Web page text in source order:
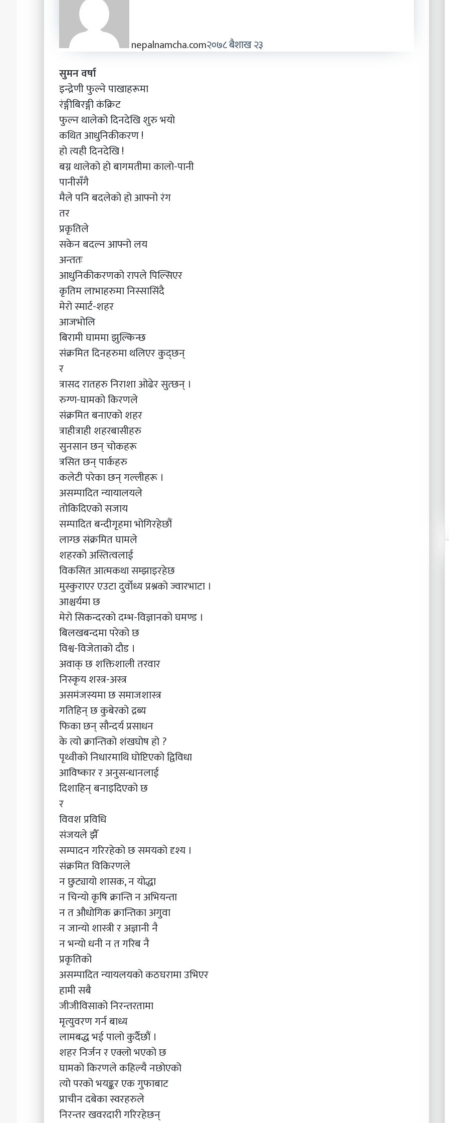
nepalnamcha.com२०७८ बैशाख २३
सुमन वर्षा
इन्द्रेणी फुल्ने पाखाहरूमा
रंङ्गीबिरङ्गी कंक्रिट
फुल्न थालेको दिनदेखि शुरु भयो
कथित आधुनिकीकरण !
हो त्यही दिनदेखि !
बग्न थालेको हो बागमतीमा कालो-पानी
पानीसँगै
मैले पनि बदलेको हो आफ्नो रंग
तर
प्रकृतिले
सकेन बदल्न आफ्नो लय
अन्ततः
आधुनिकीकरणको रापले पिल्सिएर
कृतिम लाभाहरुमा निस्सासिंदै
मेरो स्मार्ट-शहर
आजभोलि
बिरामी घाममा झुल्किन्छ
संक्रमित दिनहरुमा थलिएर कुद्छन्
र
त्रासद रातहरु निराशा ओढेर सुत्छन् ।
रुग्ण-घामको किरणले
संक्रमित बनाएको शहर
त्राहीत्राही शहरबासीहरु
सुनसान छन् चोकहरू
त्रसित छन् पार्कहरु
कलेटी परेका छन् गल्लीहरू ।
असम्पादित न्यायालयले
तोकिदिएको सजाय
सम्पादित बन्दीगृहमा भोगिरहेछौं
लाग्छ संक्रमित घामले
शहरको अस्तित्वलाई
विकसित आत्मकथा सम्झाइरहेछ
मुस्कुराएर एउटा दुर्वोध्य प्रश्नको ज्वारभाटा ।
आश्चर्यमा छ
मेरो सिकन्दरको दम्भ-विज्ञानको घमण्ड ।
बिलखबन्दमा परेको छ
विश्व-विजेताको दौड ।
अवाक् छ शक्तिशाली तरवार
निस्कृय शस्त्र-अस्त्र
असमंजस्यमा छ समाजशास्त्र
गतिहिन् छ कुबेरको द्रब्य
फिका छन् सौन्दर्य प्रसाधन
के त्यो क्रान्तिको शंखघोष हो ?
पृथ्वीको निधारमाथि घोप्टिएको द्विविधा
आविष्कार र अनुसन्धानलाई
दिशाहिन् बनाइदिएको छ
र
विवश प्रविधि
संजयले झैँ
सम्पादन गरिरहेको छ समयको दृश्य ।
संक्रमित विकिरणले
न छुट्यायो शासक, न योद्धा
न चिन्यो कृषि क्रान्ति न अभियन्ता
न त औधोगिक क्रान्तिका अगुवा
न जान्यो शास्त्री र अज्ञानी नै
न भन्यो धनी न त गरिब नै
प्रकृतिको
असम्पादित न्यायलयको कठघरामा उभिएर
हामी सबै
जीजीविसाको निरन्तरतामा
मृत्युवरण गर्न बाध्य
लामबद्ध भई पालो कुर्दैछौं ।
शहर निर्जन र एक्लो भएको छ
घामको किरणले कहिल्यै नछोएको
त्यो परको भयङ्कर एक गुफाबाट
प्राचीन दबेका स्वरहरुले
निरन्तर खवरदारी गरिरहेछन्